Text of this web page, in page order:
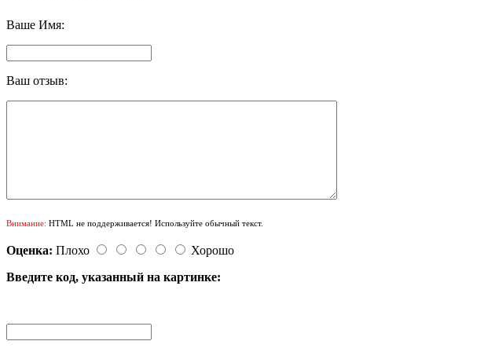
Ваше Имя:
Ваш отзыв:
Внимание: HTML не поддерживается! Используйте обычный текст.
Оценка: Плохо
Хорошо
Введите код, указанный на картинке: